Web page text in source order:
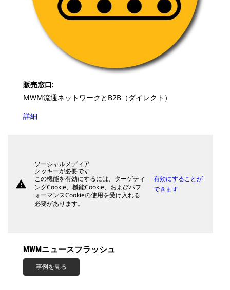
販売窓口:
MWM流通ネットワークとB2B（ダイレクト）
詳細
warning
ソーシャルメディア
クッキーが必要です
この機能を有効にするには、ターゲティ
ングCookie、機能Cookie、およびパフ
ォーマンスCookieの使用を受け入れる
必要があります。
有効にすることが
できます
MWMニュースフラッシュ
事例を見る